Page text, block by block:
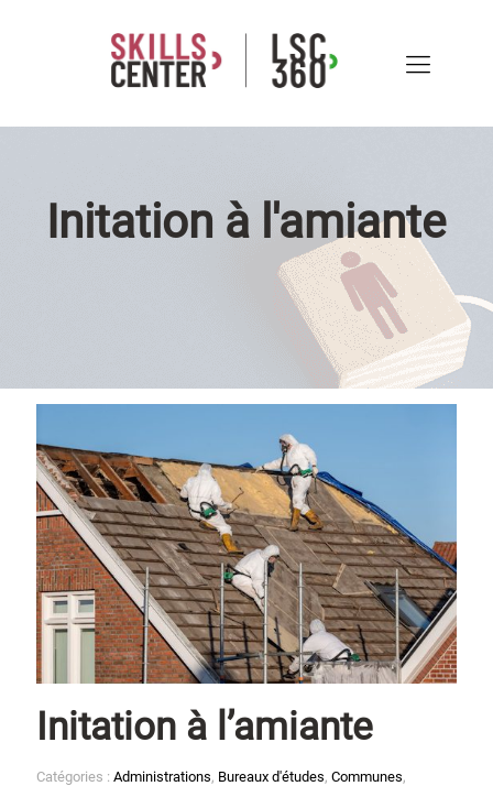
Initation à l'amiante
Initation à l’amiante
Catégories : Administrations, Bureaux d'études, Communes,